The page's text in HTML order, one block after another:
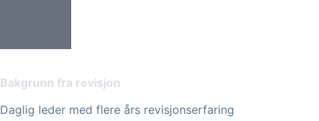
Bakgrunn fra revisjon
Daglig leder med flere års revisjonserfaring